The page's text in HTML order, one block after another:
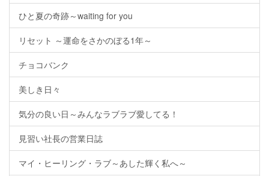
ひと夏の奇跡～waiting for you
リセット ～運命をさかのぼる1年～
チョコバンク
美しき日々
気分の良い日～みんなラブラブ愛してる！
見習い社長の営業日誌
マイ・ヒーリング・ラブ～あした輝く私へ～